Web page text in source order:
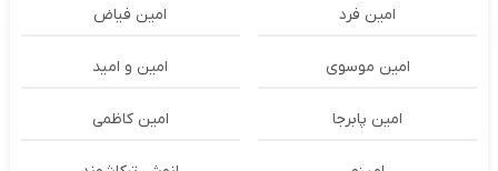
امین فرد امین فیاض
امین موسوی امین و امید
امین پابرجا امین کاظمی